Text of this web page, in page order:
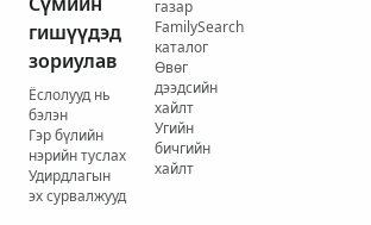
гишүүдэд
зориулав
Ёслолууд нь
бэлэн
Гэр бүлийн
нэрийн туслах
Удирдлагын
эх сурвалжууд
газар
FamilySearch
каталог
Өвөг
дээдсийн
хайлт
Угийн
бичгийн
хайлт